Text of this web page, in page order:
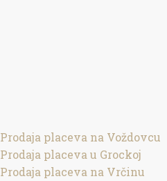
Prodaja placeva na Voždovcu
Prodaja placeva u Grockoj
Prodaja placeva na Vrčinu